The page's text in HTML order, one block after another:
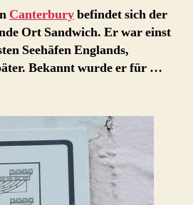
Fingerfood,
als
ein
Imbiss
Canterburybefindet sich der
Ort Sandwich. Er war einst
Seehäfen Englands,
Bekannt wurde er für …